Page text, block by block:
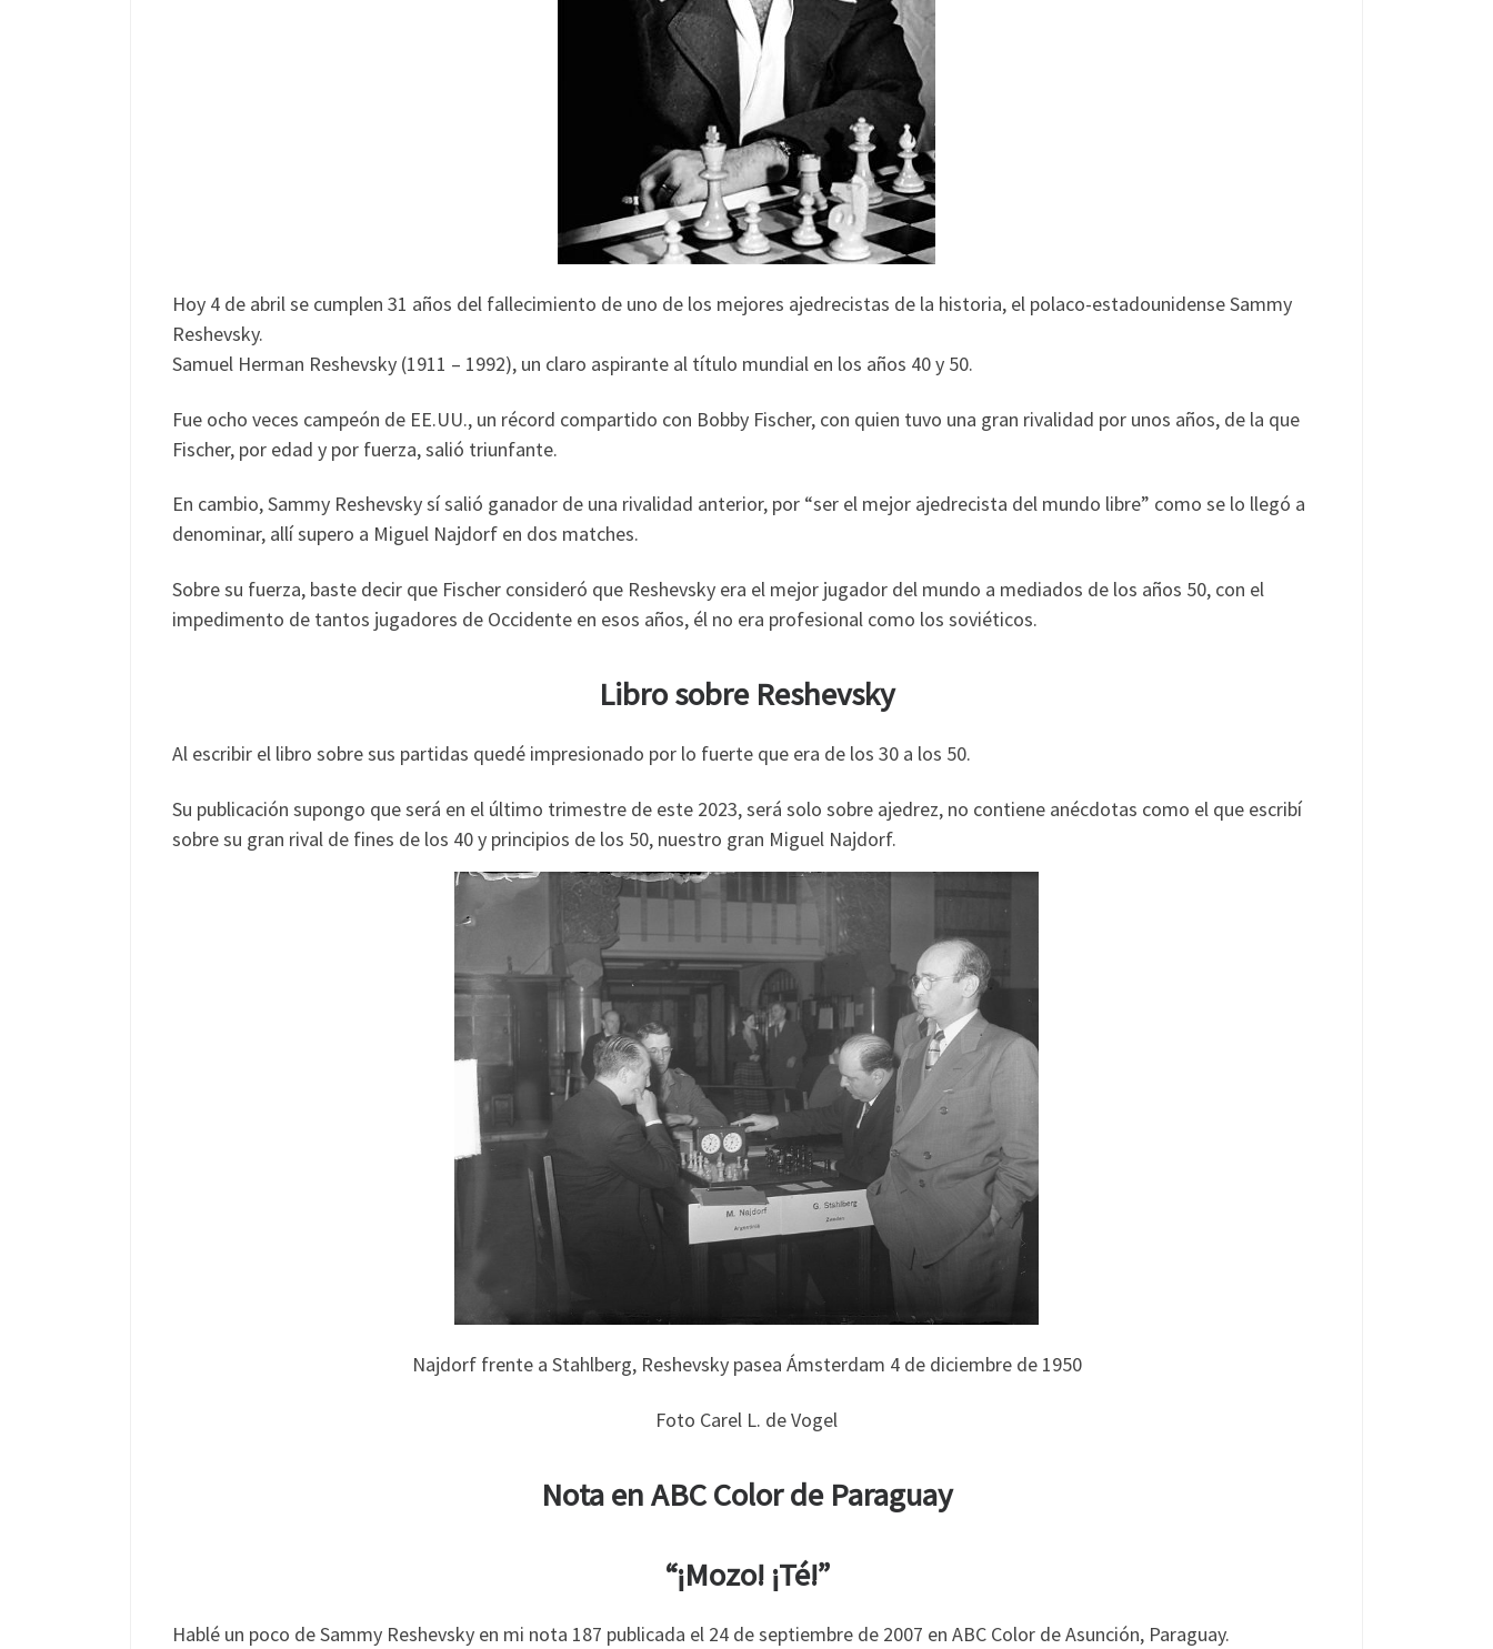
Hoy 4 de abril se cumplen 31 años del fallecimiento de uno de los mejores ajedrecistas de la historia, el polaco-estadounidense Sammy
Reshevsky.
Samuel Herman Reshevsky (1911 – 1992), un claro aspirante al título mundial en los años 40 y 50.
Fue ocho veces campeón de EE.UU., un récord compartido con Bobby Fischer, con quien tuvo una gran rivalidad por unos años, de la que
Fischer, por edad y por fuerza, salió triunfante.
En cambio, Sammy Reshevsky sí salió ganador de una rivalidad anterior, por “ser el mejor ajedrecista del mundo libre” como se lo llegó a
denominar, allí supero a Miguel Najdorf en dos matches.
Sobre su fuerza, baste decir que Fischer consideró que Reshevsky era el mejor jugador del mundo a mediados de los años 50, con el
impedimento de tantos jugadores de Occidente en esos años, él no era profesional como los soviéticos.
Libro sobre Reshevsky
Al escribir el libro sobre sus partidas quedé impresionado por lo fuerte que era de los 30 a los 50.
Su publicación supongo que será en el último trimestre de este 2023, será solo sobre ajedrez, no contiene anécdotas como el que escribí
sobre su gran rival de fines de los 40 y principios de los 50, nuestro gran Miguel Najdorf.
Najdorf frente a Stahlberg, Reshevsky pasea Ámsterdam 4 de diciembre de 1950
Foto Carel L. de Vogel
Nota en ABC Color de Paraguay
“¡Mozo! ¡Té!”
Hablé un poco de Sammy Reshevsky en mi nota 187 publicada el 24 de septiembre de 2007 en ABC Color de Asunción, Paraguay.